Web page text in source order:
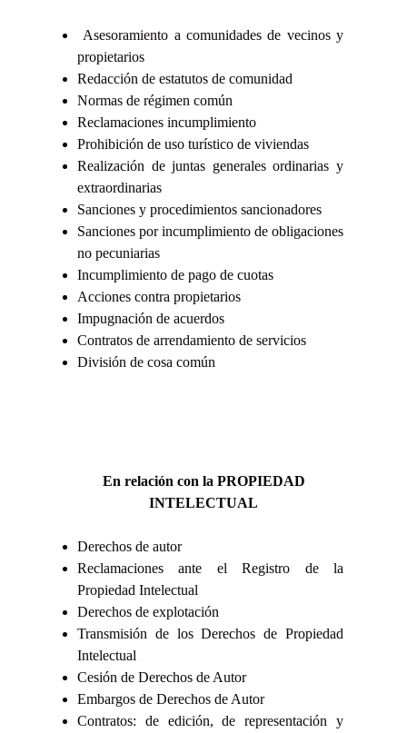
Asesoramiento a comunidades de vecinos y
propietarios
Redacción de estatutos de comunidad
Normas de régimen común
Reclamaciones incumplimiento
Prohibición de uso turístico de viviendas
Realización de juntas generales ordinarias y
extraordinarias
Sanciones y procedimientos sancionadores
Sanciones por incumplimiento de obligaciones
no pecuniarias
Incumplimiento de pago de cuotas
Acciones contra propietarios
Impugnación de acuerdos
Contratos de arrendamiento de servicios
División de cosa común
En relación con la PROPIEDAD
INTELECTUAL
Derechos de autor
Reclamaciones ante el Registro de la
Propiedad Intelectual
Derechos de explotación
Transmisión de los Derechos de Propiedad
Intelectual
Cesión de Derechos de Autor
Embargos de Derechos de Autor
Contratos: de edición, de representación y